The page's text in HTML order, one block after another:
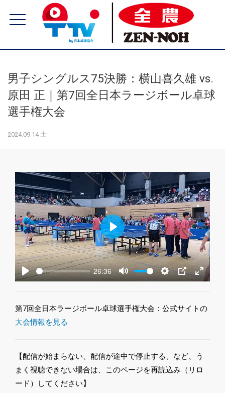
男子シングルス75決勝：横山喜久雄 vs.
原田 正｜第7回全日本ラージボール卓球
選手権大会
2024.09.14 土
Play
26:36
Mute Settings
PIP Enter
Play
第7回全日本ラージボール卓球選手権大会：公式サイトの
大会情報を見る
【配信が始まらない、配信が途中で停止する、など、う
まく視聴できない場合は、このページを再読込み（リロ
ード）してください】